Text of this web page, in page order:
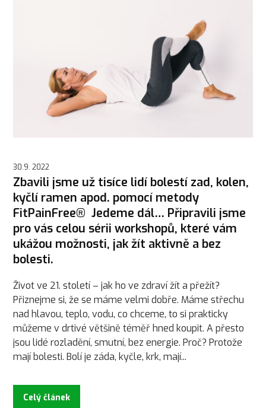
30.9. 2022
Zbavili jsme už tisíce lidí bolestí zad, kolen,
kyčlí ramen apod. pomocí metody
FitPainFree® Jedeme dál… Připravili jsme
pro vás celou sérii workshopů, které vám
ukážou možnosti, jak žít aktivně a bez
bolesti.
Život ve 21. století – jak ho ve zdraví žít a přežít?
Přiznejme si, že se máme velmi dobře. Máme střechu
nad hlavou, teplo, vodu, co chceme, to si prakticky
můžeme v drtivé většině téměř hned koupit. A přesto
jsou lidé rozladění, smutní, bez energie. Proč? Protože
mají bolesti. Bolí je záda, kyčle, krk, mají...
Celý článek